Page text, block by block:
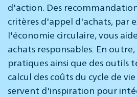
d'action. Des
critères d'appel d'achats, par
l'économie circulaire, vous
achats responsables. En
pratiques ainsi que des outils
calcul des coûts du cycle de
servent d'inspiration pour